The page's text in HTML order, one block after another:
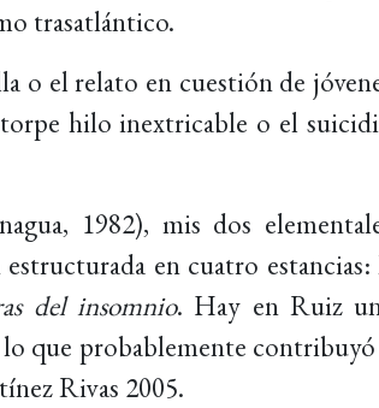
trasatlántico.
o el relato en cuestión de
hilo inextricable o el
1982), mis dos
en cuatro estancias:
del insomnio. Hay en Ruiz
que probablemente
Rivas 2005.